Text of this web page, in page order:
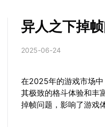
异人之下掉
2025-06-24
在2025年的游戏市场
其极致的格斗体验和丰
掉帧问题，影响了游戏